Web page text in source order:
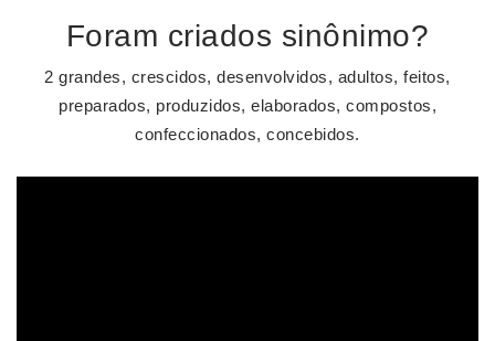
Foram criados sinônimo?
2 grandes, crescidos, desenvolvidos, adultos, feitos,
preparados, produzidos, elaborados, compostos,
confeccionados, concebidos.